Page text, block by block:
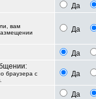
Да
вам
Да
Да
браузера с
Да
Да